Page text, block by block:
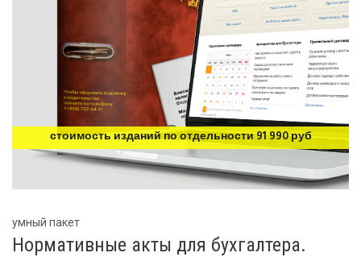
стоимость изданий по отдельности 91 990 руб
умный пакет
Нормативные акты для бухгалтера.